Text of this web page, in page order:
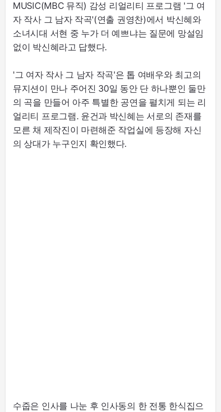
MUSIC(MBC 뮤직) 감성 리얼리티 프로그램 '그 여
자 작사 그 남자 작곡'(연출 권영찬)에서 박신혜와
소녀시대 서현 중 누가 더 예쁘냐는 질문에 망설임
없이 박신혜라고 답했다.
'그 여자 작사 그 남자 작곡'은 톱 여배우와 최고의
뮤지션이 만나 주어진 30일 동안 단 하나뿐인 둘만
의 곡을 만들어 아주 특별한 공연을 펼치게 되는 리
얼리티 프로그램. 윤건과 박신혜는 서로의 존재를
모른 채 제작진이 마련해준 작업실에 등장해 자신
의 상대가 누구인지 확인했다.
수줍은 인사를 나눈 후 인사동의 한 전통 한식집으